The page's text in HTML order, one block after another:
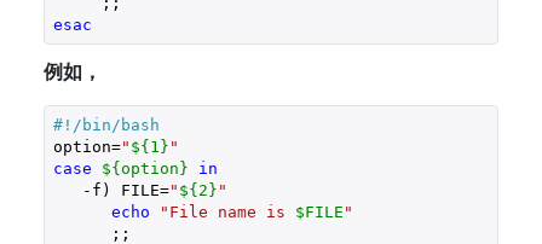
esac
例如，
#!/bin/bash
option=" ${1} "
case
${option}
in
   -f) FILE=
" ${2} "
echo
"File name is $FILE "
      ;;